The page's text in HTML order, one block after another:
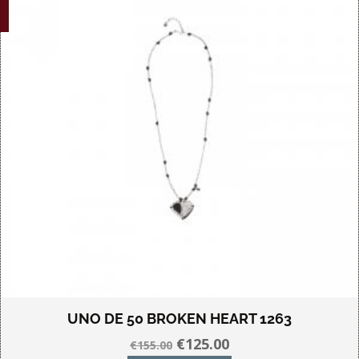
UNO DE 50 BROKEN HEART 1263
€155.00 Oorspronkelijke
€125.00Huidige